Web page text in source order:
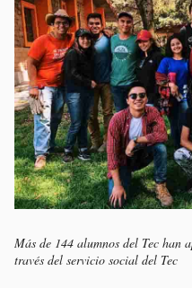
Más de 144 alumnos del Tec han
través del servicio social del Tec